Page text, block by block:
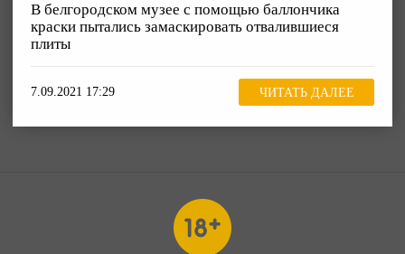
В белгородском музее с помощью баллончика
краски пытались замаскировать отвалившиеся
плиты
7.09.2021 17:29 ЧИТАТЬ ДАЛЕЕ